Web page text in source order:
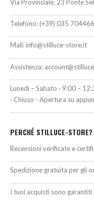
Via Provinciale, 23 Ponte
Telefono: (+39) 035 704466
Mail:info@stilluce-store.it
Assistenza:
Lunedì – Sabato · 9:00 –
· Chiuso - Apertura su
PERCHÉ STILLUCE-STORE?
Recensioni verificate e
Spedizione gratuita per gli
I tuoi acquisti sono garantiti